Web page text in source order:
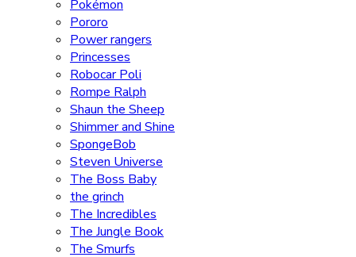
Pokémon
Pororo
Power rangers
Princesses
Robocar Poli
Rompe Ralph
Shaun the Sheep
Shimmer and Shine
SpongeBob
Steven Universe
The Boss Baby
the grinch
The Incredibles
The Jungle Book
The Smurfs